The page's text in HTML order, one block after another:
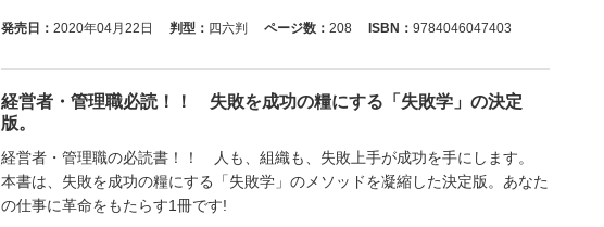
発売日： 2020年04月22日 判型： 四六判 ページ数： 208 ISBN： 9784046047403
経営者・管理職必読！！ 失敗を成功の糧にする「失敗学」の決定
版。
経営者・管理職の必読書！！ 人も、組織も、失敗上手が成功を手にします。
本書は、失敗を成功の糧にする「失敗学」のメソッドを凝縮した決定版。あなた
の仕事に革命をもたらす1冊です!